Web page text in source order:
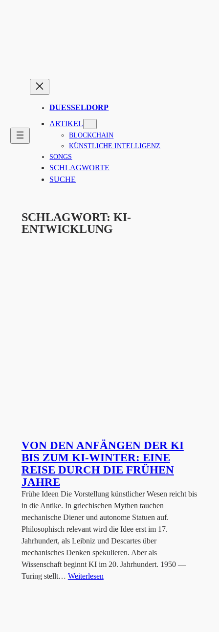
DUESSELDORP
ARTIKEL
BLOCKCHAIN
KÜNSTLICHE INTELLIGENZ
SONGS
SCHLAGWORTE
SUCHE
SCHLAGWORT: KI-
ENTWICKLUNG
VON DEN ANFÄNGEN DER KI
BIS ZUM KI-WINTER: EINE
REISE DURCH DIE FRÜHEN
JAHRE
Frühe Ideen Die Vorstellung künstlicher Wesen reicht bis
in die Antike. In griechischen Mythen tauchen
mechanische Diener und autonome Statuen auf.
Philosophisch relevant wird die Idee erst im 17.
Jahrhundert, als Leibniz und Descartes über
mechanisches Denken spekulieren. Aber als
Wissenschaft beginnt KI im 20. Jahrhundert. 1950 —
Turing stellt… Weiterlesen